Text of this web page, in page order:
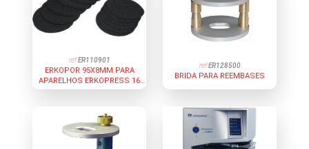
ref:ER110901
ERKOPOR 95X8MM PARA
APARELHOS ERKOPRESS 16
UNIDADES
ref:ER128500
BRIDA PARA REEMBASES